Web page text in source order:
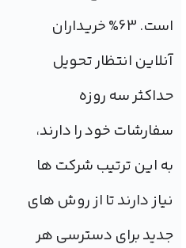
است. 63% خریداران
آنلاین انتظار تحویل
حداکثر سه روزه
سفارشات خود را دارند،
به این ترتیب شرکت ها
نیاز دارند تا از روش های
جدید برای دسترسی هر